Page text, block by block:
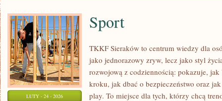
LUTY - 24 - 2026
Sport
TKKF Sieraków to centrum wiedzy dla
jako jednorazowy zryw, lecz jako styl
rozwojową z codziennością: pokazuje,
kroku, jak dbać o bezpieczeństwo oraz
play. To miejsce dla tych, którzy chcą